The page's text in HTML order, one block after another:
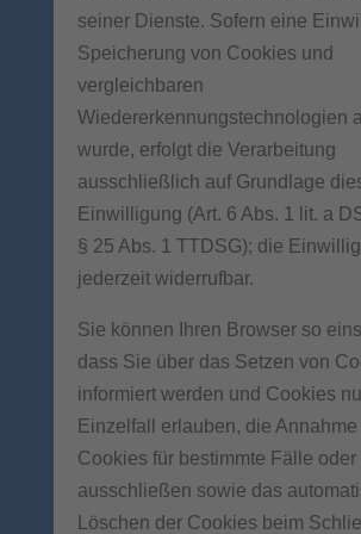
seiner Dienste. Sofern eine
Speicherung von Cookies und
vergleichbaren
Wiedererkennungstechnologien
wurde, erfolgt die Verarbeitung
ausschließlich auf Grundlage
Einwilligung (Art. 6 Abs. 1 lit. a
§ 25 Abs. 1 TTDSG); die
jederzeit widerrufbar.
Sie können Ihren Browser so
dass Sie über das Setzen von
informiert werden und Cookies
Einzelfall erlauben, die Annahme
Cookies für bestimmte Fälle oder
ausschließen sowie das
Löschen der Cookies beim